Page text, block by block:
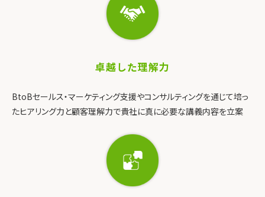
卓越した理解力
BtoBセールス・マーケティング支援やコンサルティングを通じて培っ
たヒアリング力と顧客理解力で貴社に真に必要な講義内容を立案